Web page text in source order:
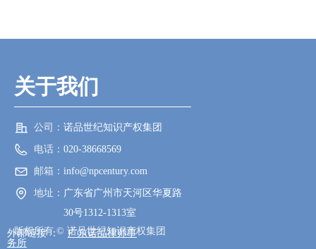
公司： 诺品世纪知识产权集团
电话： 020-38668569
邮箱： info@npcentury.com
地址： 广东省广州市天河区华夏路
30号1312-1313室
版权所有 © 诺品世纪知识产权集团
关于我们
外部链接 ：广东诺品律师事
务所